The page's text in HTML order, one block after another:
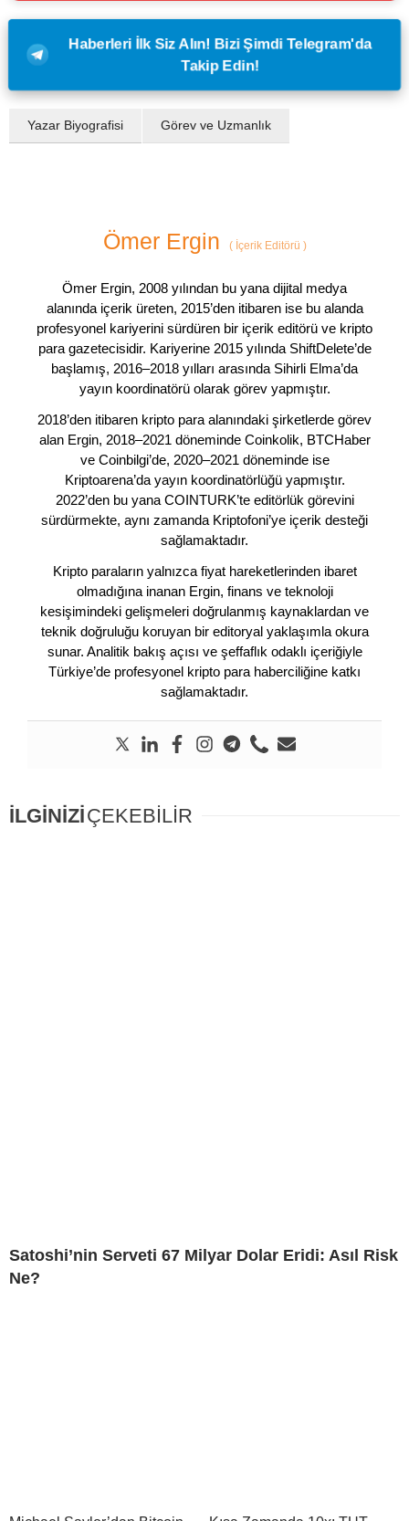
Haberleri İlk Siz Alın! Bizi Şimdi Telegram'da
Takip Edin!
Yazar Biyografisi Görev ve Uzmanlık
Ömer Ergin (İçerik Editörü )
Ömer Ergin, 2008 yılından bu yana dijital medya
alanında içerik üreten, 2015’den itibaren ise bu alanda
profesyonel kariyerini sürdüren bir içerik editörü ve kripto
para gazetecisidir. Kariyerine 2015 yılında ShiftDelete’de
başlamış, 2016–2018 yılları arasında Sihirli Elma’da
yayın koordinatörü olarak görev yapmıştır.
2018’den itibaren kripto para alanındaki şirketlerde görev
alan Ergin, 2018–2021 döneminde Coinkolik, BTCHaber
ve Coinbilgi’de, 2020–2021 döneminde ise
Kriptoarena’da yayın koordinatörlüğü yapmıştır.
2022’den bu yana COINTURK’te editörlük görevini
sürdürmekte, aynı zamanda Kriptofoni’ye içerik desteği
sağlamaktadır.
Kripto paraların yalnızca fiyat hareketlerinden ibaret
olmadığına inanan Ergin, finans ve teknoloji
kesişimindeki gelişmeleri doğrulanmış kaynaklardan ve
teknik doğruluğu koruyan bir editoryal yaklaşımla okura
sunar. Analitik bakış açısı ve şeffaflık odaklı içeriğiyle
Türkiye’de profesyonel kripto para haberciliğine katkı
sağlamaktadır.
İLGİNİZİÇEKEBİLİR
Satoshi’nin Serveti 67 Milyar Dolar Eridi: Asıl Risk
Ne?